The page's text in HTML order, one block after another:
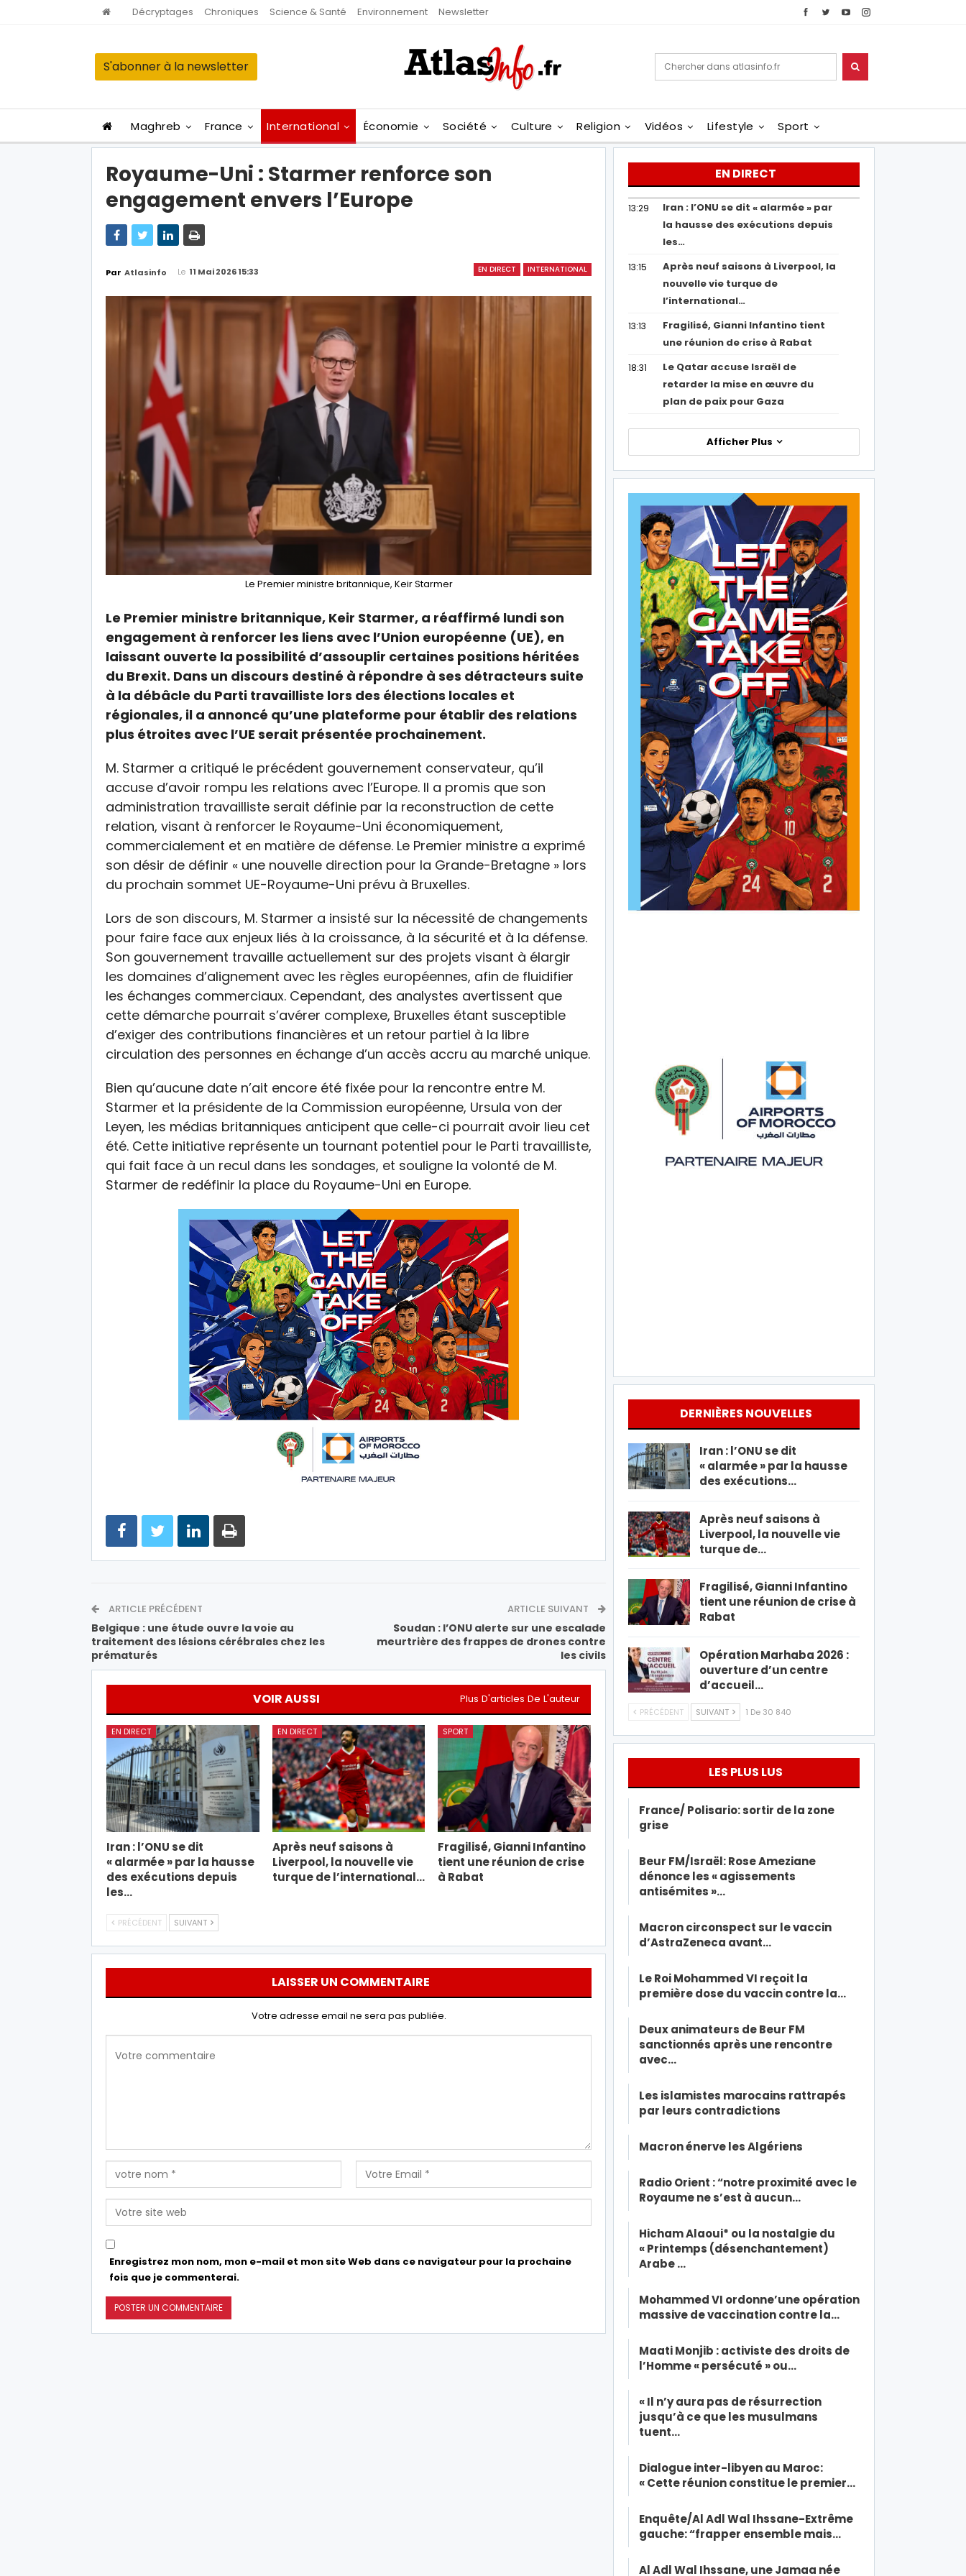
Décryptages Chroniques Science & Santé Environnement Newsletter
S'abonner à la newsletter
Maghreb France International Économie Société Culture Religion Vidéos Lifestyle Sport
Royaume-Uni : Starmer renforce son
engagement envers l’Europe
EN DIRECT INTERNATIONAL
Par Atlasinfo Le 11 Mai 2026 15:33
Le Premier ministre britannique, Keir Starmer
Le Premier ministre britannique, Keir Starmer, a réaffirmé lundi son
engagement à renforcer les liens avec l’Union européenne (UE), en
laissant ouverte la possibilité d’assouplir certaines positions héritées
du Brexit. Dans un discours destiné à répondre à ses détracteurs suite
à la débâcle du Parti travailliste lors des élections locales et
régionales, il a annoncé qu’une plateforme pour établir des relations
plus étroites avec l’UE serait présentée prochainement.
M. Starmer a critiqué le précédent gouvernement conservateur, qu’il
accuse d’avoir rompu les relations avec l’Europe. Il a promis que son
administration travailliste serait définie par la reconstruction de cette
relation, visant à renforcer le Royaume-Uni économiquement,
commercialement et en matière de défense. Le Premier ministre a exprimé
son désir de définir « une nouvelle direction pour la Grande-Bretagne » lors
du prochain sommet UE-Royaume-Uni prévu à Bruxelles.
Lors de son discours, M. Starmer a insisté sur la nécessité de changements
pour faire face aux enjeux liés à la croissance, à la sécurité et à la défense.
Son gouvernement travaille actuellement sur des projets visant à élargir
les domaines d’alignement avec les règles européennes, afin de fluidifier
les échanges commerciaux. Cependant, des analystes avertissent que
cette démarche pourrait s’avérer complexe, Bruxelles étant susceptible
d’exiger des contributions financières et un retour partiel à la libre
circulation des personnes en échange d’un accès accru au marché unique.
Bien qu’aucune date n’ait encore été fixée pour la rencontre entre M.
Starmer et la présidente de la Commission européenne, Ursula von der
Leyen, les médias britanniques anticipent que celle-ci pourrait avoir lieu cet
été. Cette initiative représente un tournant potentiel pour le Parti travailliste,
qui fait face à un recul dans les sondages, et souligne la volonté de M.
Starmer de redéfinir la place du Royaume-Uni en Europe.
ARTICLE PRÉCÉDENT
Belgique : une étude ouvre la voie au
traitement des lésions cérébrales chez les
prématurés
ARTICLE SUIVANT
Soudan : l’ONU alerte sur une escalade
meurtrière des frappes de drones contre
les civils
VOIR AUSSI Plus D'articles De L'auteur
EN DIRECT
Iran : l’ONU se dit
« alarmée » par la hausse
des exécutions depuis
les…
EN DIRECT
Après neuf saisons à
Liverpool, la nouvelle vie
turque de l’international…
SPORT
Fragilisé, Gianni Infantino
tient une réunion de crise
à Rabat
PRÉCÉDENT SUIVANT
LAISSER UN COMMENTAIRE
Votre adresse email ne sera pas publiée.
Enregistrez mon nom, mon e-mail et mon site Web dans ce navigateur pour la prochaine
fois que je commenterai.
EN DIRECT
13:29
Iran : l’ONU se dit « alarmée » par
la hausse des exécutions depuis
les…
13:15
Après neuf saisons à Liverpool, la
nouvelle vie turque de
l’international…
13:13
Fragilisé, Gianni Infantino tient
une réunion de crise à Rabat
18:31
Le Qatar accuse Israël de
retarder la mise en œuvre du
plan de paix pour Gaza
Afficher Plus
DERNIÈRES NOUVELLES
Iran : l’ONU se dit
« alarmée » par la hausse
des exécutions…
Après neuf saisons à
Liverpool, la nouvelle vie
turque de…
Fragilisé, Gianni Infantino
tient une réunion de crise à
Rabat
Opération Marhaba 2026 :
ouverture d’un centre
d’accueil…
PRÉCÉDENT SUIVANT 1 De 30 840
LES PLUS LUS
France/ Polisario: sortir de la zone
grise
Beur FM/Israël: Rose Ameziane
dénonce les « agissements
antisémites »…
Macron circonspect sur le vaccin
d’AstraZeneca avant…
Le Roi Mohammed VI reçoit la
première dose du vaccin contre la…
Deux animateurs de Beur FM
sanctionnés après une rencontre
avec…
Les islamistes marocains rattrapés
par leurs contradictions
Macron énerve les Algériens
Radio Orient : “notre proximité avec le
Royaume ne s’est à aucun…
Hicham Alaoui* ou la nostalgie du
« Printemps (désenchantement)
Arabe …
Mohammed VI ordonne’une opération
massive de vaccination contre la…
Maati Monjib : activiste des droits de
l’Homme « persécuté » ou…
« Il n’y aura pas de résurrection
jusqu’à ce que les musulmans
tuent…
Dialogue inter-libyen au Maroc:
« Cette réunion constitue le premier…
Enquête/Al Adl Wal Ihssane-Extrême
gauche: “frapper ensemble mais…
Al Adl Wal Ihssane, une Jamaa née